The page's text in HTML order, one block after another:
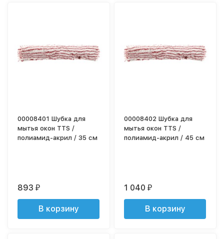
00008401 Шубка для
мытья окон TTS /
полиамид-акрил / 35 см
893₽
В корзину
00008402 Шубка для
мытья окон TTS /
полиамид-акрил / 45 см
1 040₽
В корзину